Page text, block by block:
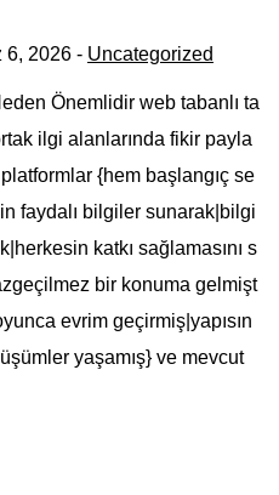
6, 2026 - Uncategorized
Önemlidir web tabanlı ta
ilgi alanlarında fikir payla
{hem başlangıç se
faydalı bilgiler sunarak|bilgi
katkı sağlamasını s
bir konuma gelmişt
evrim geçirmiş|yapısın
yaşamış} ve mevcut